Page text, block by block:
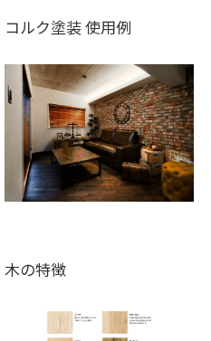
コルク塗装 使用例
木の特徴